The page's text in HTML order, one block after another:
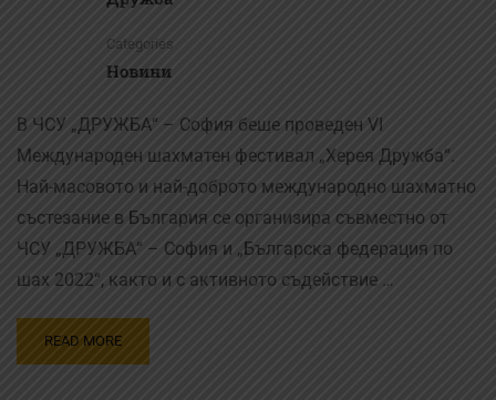
Categories
Новини
В ЧСУ „ДРУЖБА“ – София беше проведен VI
Международен шахматен фестивал „Херея Дружба“.
Най-масовото и най-доброто международно шахматно
състезание в България се организира съвместно от
ЧСУ „ДРУЖБА“ – София и „Българска федерация по
шах 2022“, както и с активното съдействие …
READ MORE